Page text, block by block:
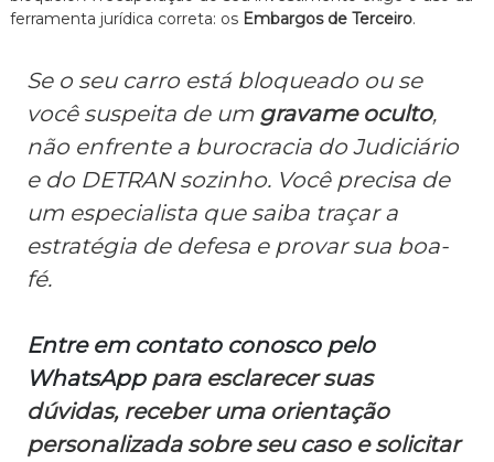
ferramenta jurídica correta: os Embargos de Terceiro.
Se o seu carro está bloqueado ou se
você suspeita de um gravame oculto,
não enfrente a burocracia do Judiciário
e do DETRAN sozinho. Você precisa de
um especialista que saiba traçar a
estratégia de defesa e provar sua boa-
fé.
Entre em contato conosco pelo
WhatsApppara esclarecer suas
dúvidas, receber uma orientação
personalizada sobre seu caso e solicitar